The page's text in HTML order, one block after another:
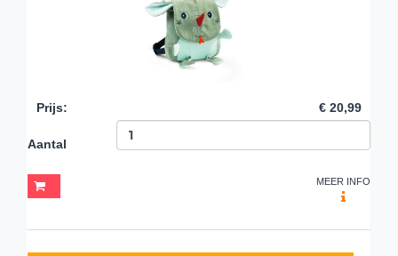
Prijs: € 20,99
Aantal
MEER INFO